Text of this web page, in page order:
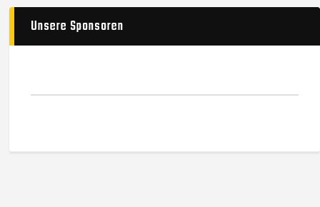
Unsere Sponsoren